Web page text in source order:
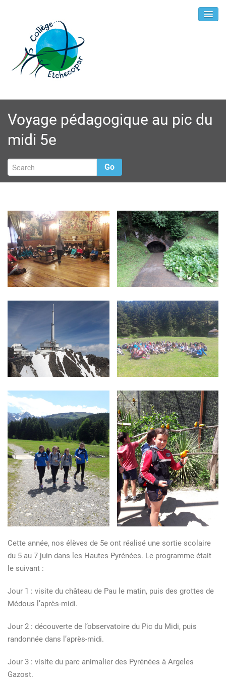
Voyage pédagogique au pic du
midi 5e
Go
Cette année, nos élèves de 5e ont réalisé une sortie scolaire
du 5 au 7 juin dans les Hautes Pyrénées. Le programme était
le suivant :
Jour 1 : visite du château de Pau le matin, puis des grottes de
Médous l’après-midi.
Jour 2 : découverte de l’observatoire du Pic du Midi, puis
randonnée dans l’après-midi.
Jour 3 : visite du parc animalier des Pyrénées à Argeles
Gazost.